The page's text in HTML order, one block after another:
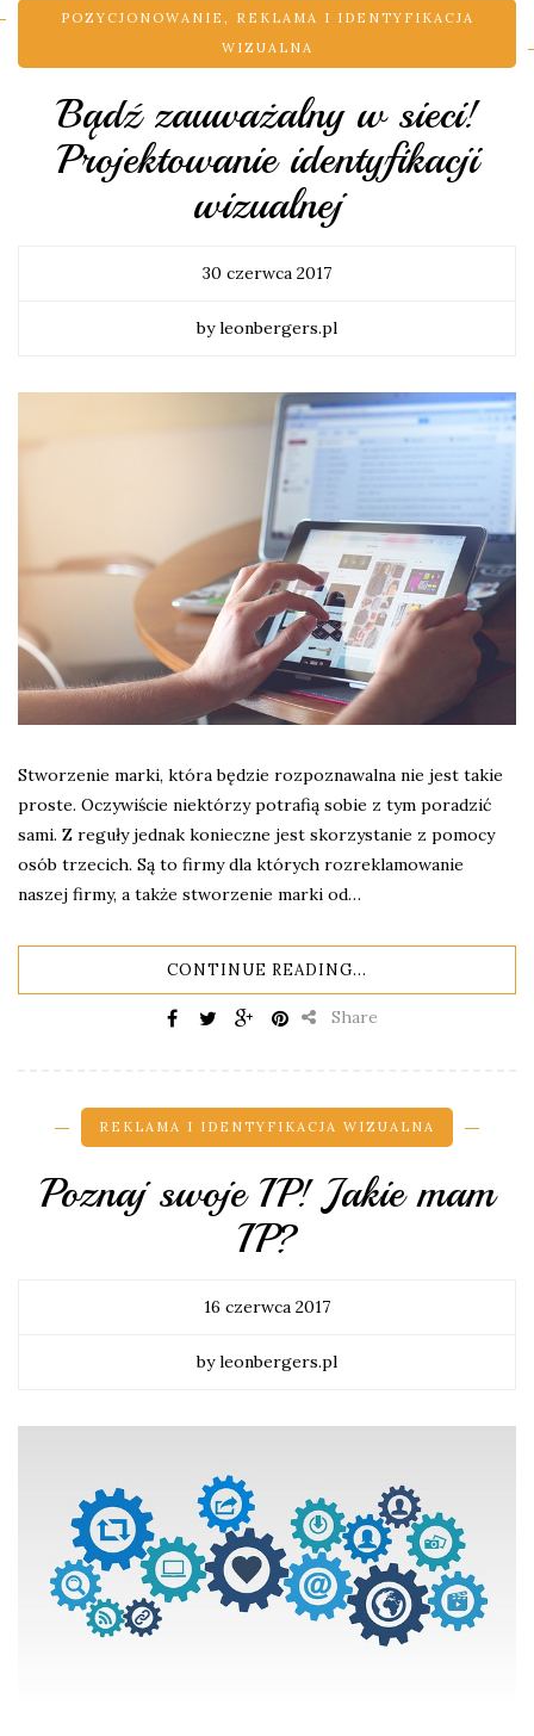
POZYCJONOWANIE ,
REKLAMA I IDENTYFIKACJA
WIZUALNA
Bądź zauważalny w sieci!
Projektowanie identyfikacji
wizualnej
30 czerwca 2017
by leonbergers.pl
Stworzenie marki, która będzie rozpoznawalna nie jest takie
proste. Oczywiście niektórzy potrafią sobie z tym poradzić
sami. Z reguły jednak konieczne jest skorzystanie z pomocy
osób trzecich. Są to firmy dla których rozreklamowanie
naszej firmy, a także stworzenie marki od…
CONTINUE READING...
Share
REKLAMA I IDENTYFIKACJA WIZUALNA
Poznaj swoje IP! Jakie mam
IP?
16 czerwca 2017
by leonbergers.pl